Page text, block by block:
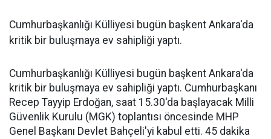
Cumhurbaşkanlığı Külliyesi bugün başkent Ankara'da
kritik bir buluşmaya ev sahipliği yaptı.
Cumhurbaşkanlığı Külliyesi bugün başkent Ankara'da
kritik bir buluşmaya ev sahipliği yaptı. Cumhurbaşkanı
Recep Tayyip Erdoğan, saat 15.30'da başlayacak Milli
Güvenlik Kurulu (MGK) toplantısı öncesinde MHP
Genel Başkanı Devlet Bahçeli'yi kabul etti. 45 dakika